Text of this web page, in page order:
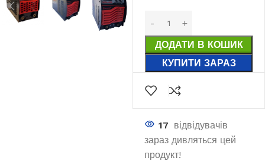
ДОДАТИ В КОШИК
КУПИТИ ЗАРАЗ
17 відвідувачів
зараз дивляться цей
продукт!